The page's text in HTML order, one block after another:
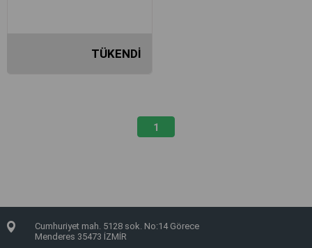
TÜKENDI
₺1.452,45
1
Cumhuriyet mah. 5128 sok. No:14 Görece
Menderes 35473 İZMİR